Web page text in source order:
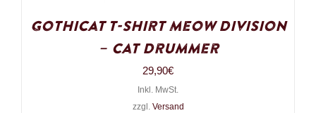
Gothicat T-Shirt Meow Division
– Cat Drummer
29,90€
Inkl. MwSt.
zzgl. Versand